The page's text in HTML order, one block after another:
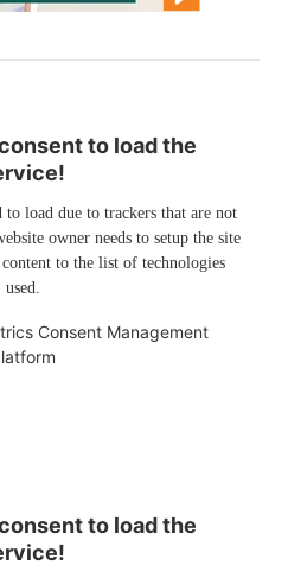
to load the
load due to trackers that are not
owner needs to setup the site
to the list of technologies
used.
Consent Management
to load the